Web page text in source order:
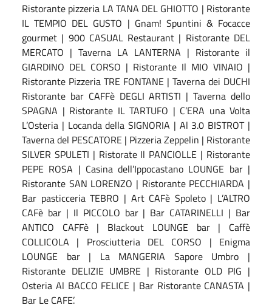
Ristorante pizzeria LA TANA DEL GHIOTTO | Ristorante
IL TEMPIO DEL GUSTO | Gnam! Spuntini & Focacce
gourmet | 900 CASUAL Restaurant | Ristorante DEL
MERCATO | Taverna LA LANTERNA | Ristorante il
GIARDINO DEL CORSO | Ristorante Il MIO VINAIO |
Ristorante Pizzeria TRE FONTANE | Taverna dei DUCHI
Ristorante bar CAFFè DEGLI ARTISTI | Taverna dello
SPAGNA | Ristorante IL TARTUFO | C’ERA una Volta
L’Osteria | Locanda della SIGNORIA | Al 3.0 BISTROT |
Taverna del PESCATORE | Pizzeria Zeppelin | Ristorante
SILVER SPULETI | Ristorate Il PANCIOLLE | Ristorante
PEPE ROSA | Casina dell’Ippocastano LOUNGE bar |
Ristorante SAN LORENZO | Ristorante PECCHIARDA |
Bar pasticceria TEBRO | Art CAFè Spoleto | L’ALTRO
CAFè bar | Il PICCOLO bar | Bar CATARINELLI | Bar
ANTICO CAFFè | Blackout LOUNGE bar | Caffè
COLLICOLA | Prosciutteria DEL CORSO | Enigma
LOUNGE bar | La MANGERIA Sapore Umbro |
Ristorante DELIZIE UMBRE | Ristorante OLD PIG |
Osteria Al BACCO FELICE | Bar Ristorante CANASTA |
Bar Le CAFE’.